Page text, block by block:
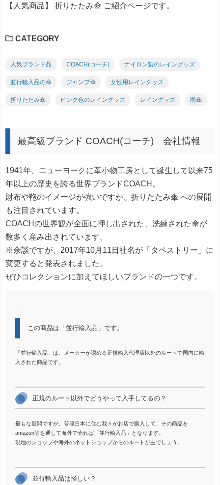
【人気商品】 折りたたみ傘 ご紹介ページです。
CATEGORY
人気ブランド品 COACH(コーチ) ナイロン製のレイングッズ
並行輸入品の傘 ジャンプ傘 女性用レイングッズ
折りたたみ傘 ピンク色のレイングッズ レイングッズ 雨傘
最高級ブランド COACH(コーチ) 会社情報
1941年、ニューヨークに革小物工房として誕生して以来75
年以上の歴史を誇る世界ブランドCOACH。
財布や鞄のイメージが強いですが、折りたたみ傘 への展開
も注目されています。
COACHの世界観が全面に押し出された、洗練された傘が
数多く産み出されています。
※余談ですが、2017年10月11日社名が「タペストリー」に
変更すると発表されました。
ぜひコレクションに加えてほしいブランドの一つです。
この商品は「並行輸入品」です。
「並行輸入品」は、メーカーが認める正規輸入代理店以外のルートで国内に輸
入された商品です。
正規のルート以外でどうやって入手してるの？
最もな疑問ですが、普段日本に住む我々がお店で購入して、その商品を
amazon等を通して海外で売れば「並行輸入品」となります。
現地のショップや海外のネットショップからのルートが主でしょう。
並行輸入品は怪しい？